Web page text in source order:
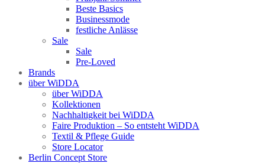
Beste Basics
Businessmode
festliche Anlässe
Sale
Sale
Pre-Loved
Brands
über WiDDA
über WiDDA
Kollektionen
Nachhaltigkeit bei WiDDA
Faire Produktion – So entsteht WiDDA
Textil & Pflege Guide
Store Locator
Berlin Concept Store